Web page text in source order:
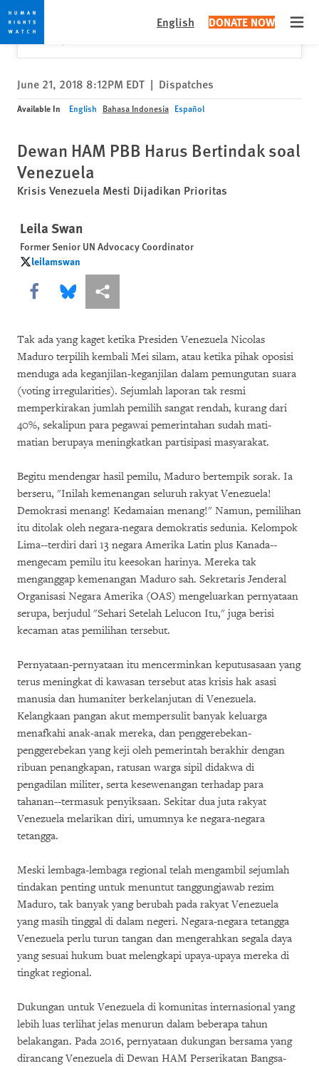
Skip
to
cookie
privacy
notice
Skip
to
main
content
English DONATE NOW
Would you like to read this page in English?
Yes
✕
June 21, 2018 8:12PM EDT | Dispatches
Available In English Bahasa Indonesia Español
Dewan HAM PBB Harus Bertindak soal
Venezuela
Krisis Venezuela Mesti Dijadikan Prioritas
Leila Swan
Former Senior UN Advocacy Coordinator
leilamswan
leilamswan
Share this via Facebook
Share this via Bluesky
More sharing options
Tak ada yang kaget ketika Presiden Venezuela Nicolas
Maduro terpilih kembali Mei silam, atau ketika pihak oposisi
menduga ada keganjilan-keganjilan dalam pemungutan suara
(voting irregularities). Sejumlah laporan tak resmi
memperkirakan jumlah pemilih sangat rendah, kurang dari
40%, sekalipun para pegawai pemerintahan sudah mati-
matian berupaya meningkatkan partisipasi masyarakat.
Begitu mendengar hasil pemilu, Maduro bertempik sorak. Ia
berseru, "Inilah kemenangan seluruh rakyat Venezuela!
Demokrasi menang! Kedamaian menang!" Namun, pemilihan
itu ditolak oleh negara-negara demokratis sedunia. Kelompok
Lima--terdiri dari 13 negara Amerika Latin plus Kanada--
mengecam pemilu itu keesokan harinya. Mereka tak
menganggap kemenangan Maduro sah. Sekretaris Jenderal
Organisasi Negara Amerika (OAS) mengeluarkan pernyataan
serupa, berjudul "Sehari Setelah Lelucon Itu," juga berisi
kecaman atas pemilihan tersebut.
Pernyataan-pernyataan itu mencerminkan keputusasaan yang
terus meningkat di kawasan tersebut atas krisis hak asasi
manusia dan humaniter berkelanjutan di Venezuela.
Kelangkaan pangan akut mempersulit banyak keluarga
menafkahi anak-anak mereka, dan penggerebekan-
penggerebekan yang keji oleh pemerintah berakhir dengan
ribuan penangkapan, ratusan warga sipil didakwa di
pengadilan militer, serta kesewenangan terhadap para
tahanan--termasuk penyiksaan. Sekitar dua juta rakyat
Venezuela melarikan diri, umumnya ke negara-negara
tetangga.
Meski lembaga-lembaga regional telah mengambil sejumlah
tindakan penting untuk menuntut tanggungjawab rezim
Maduro, tak banyak yang berubah pada rakyat Venezuela
yang masih tinggal di dalam negeri. Negara-negara tetangga
Venezuela perlu turun tangan dan mengerahkan segala daya
yang sesuai hukum buat melengkapi upaya-upaya mereka di
tingkat regional.
Dukungan untuk Venezuela di komunitas internasional yang
lebih luas terlihat jelas menurun dalam beberapa tahun
belakangan. Pada 2016, pernyataan dukungan bersama yang
dirancang Venezuela di Dewan HAM Perserikatan Bangsa-